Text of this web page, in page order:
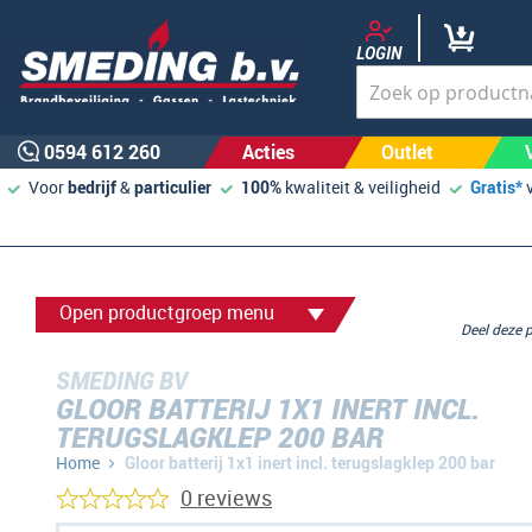
LOGIN
0594 612 260 Acties Outlet
Voorbedrijf&particulier 100% kwaliteit & veiligheid Gratis*
Open productgroep menu
SMEDING BV
GLOOR BATTERIJ 1X1 INERT INCL.
TERUGSLAGKLEP 200 BAR
Home Gloor batterij 1x1 inert incl. terugslagklep 200 bar
Deel
0 reviews